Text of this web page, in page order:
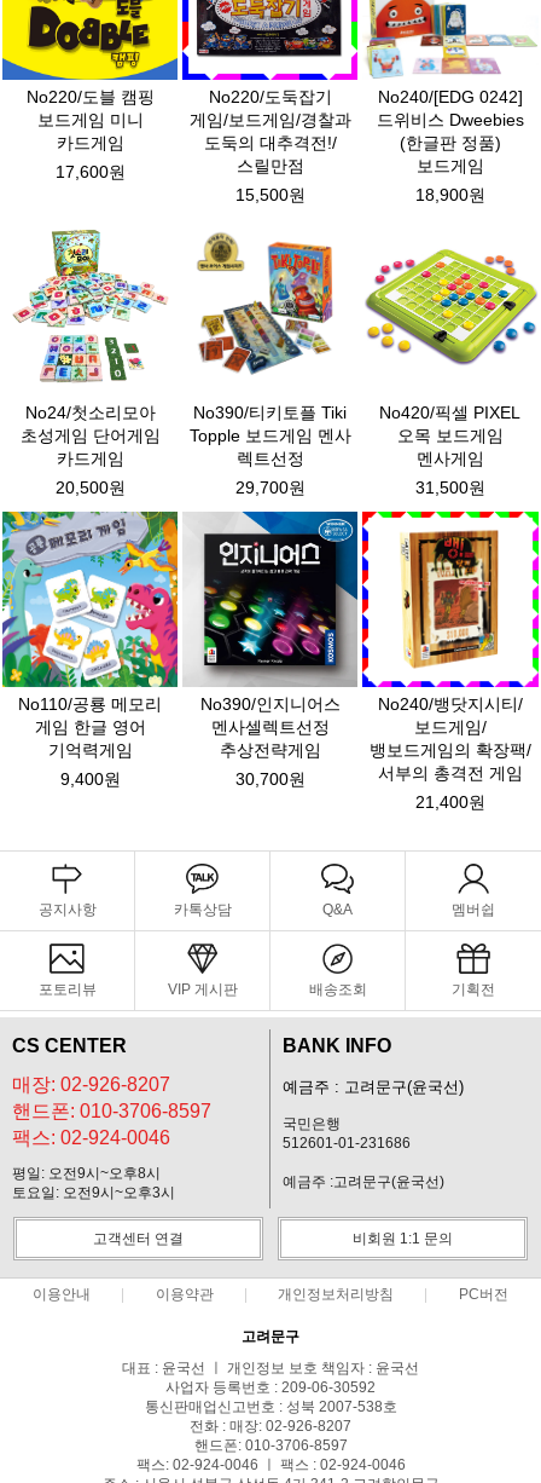
No220/도블 캠핑
보드게임 미니
카드게임
17,600원
No220/도둑잡기
게임/보드게임/경찰과
도둑의 대추격전!/
스릴만점
15,500원
No240/[EDG 0242]
드위비스 Dweebies
(한글판 정품)
보드게임
18,900원
No24/첫소리모아
초성게임 단어게임
카드게임
20,500원
No390/티키토플 Tiki
Topple 보드게임 멘사
렉트선정
29,700원
No420/픽셀 PIXEL
오목 보드게임
멘사게임
31,500원
No110/공룡 메모리
게임 한글 영어
기억력게임
9,400원
No390/인지니어스
멘사셀렉트선정
추상전략게임
30,700원
No240/뱅닷지시티/
보드게임/
뱅보드게임의 확장팩/
서부의 총격전 게임
21,400원
공지사항 카톡상담 Q&A 멤버쉽
포토리뷰 VIP 게시판 배송조회 기획전
CS CENTER
매장: 02-926-8207
핸드폰: 010-3706-8597
팩스: 02-924-0046
평일: 오전9시~오후8시
토요일: 오전9시~오후3시
BANK INFO
예금주 : 고려문구(윤국선)
국민은행
512601-01-231686
예금주 :고려문구(윤국선)
고객센터 연결 비회원 1:1 문의
이용안내 이용약관 개인정보처리방침 PC버전
고려문구
대표 : 윤국선 ㅣ 개인정보 보호 책임자 : 윤국선
사업자 등록번호 : 209-06-30592
통신판매업신고번호 : 성북 2007-538호
전화 : 매장: 02-926-8207
핸드폰: 010-3706-8597
팩스: 02-924-0046 ㅣ 팩스 : 02-924-0046